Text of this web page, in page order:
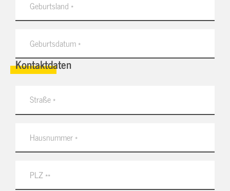
Kontaktdaten